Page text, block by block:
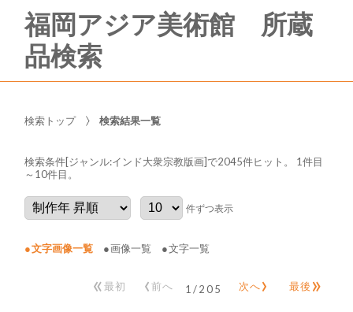
福岡アジア美術館 所蔵
品検索
検索トップ 検索結果一覧
検索条件[ジャンル:インド大衆宗教版画]で2045件ヒット 。 1件目
～10件目 。
件ずつ表示
文字画像一覧 画像一覧 文字一覧
«最初 ‹前へ 1 /205 次へ› 最後 »